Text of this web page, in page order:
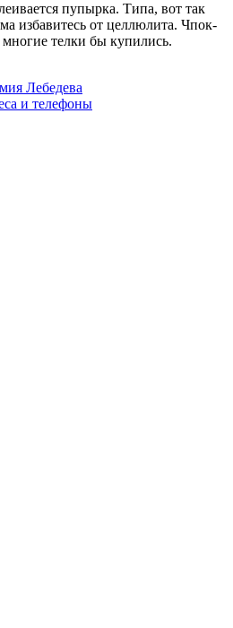
пупырка. Типа, вот так
избавитесь от целлюлита. Чпок-
телки бы купились.
Лебедева
и телефоны